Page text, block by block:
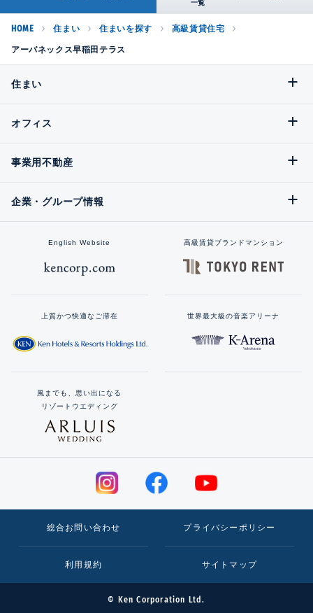
HOME 住まい 住まいを探す 高級賃貸住宅
アーバネックス早稲田テラス
住まい
オフィス
事業用不動産
企業・グループ情報
English Website 高級賃貸ブランドマンション
上質かつ快適なご滞在 世界最大級の音楽アリーナ
風までも、思い出になる
リゾートウエディング
総合お問い合わせ プライバシーポリシー
利用規約 サイトマップ
© Ken Corporation Ltd.